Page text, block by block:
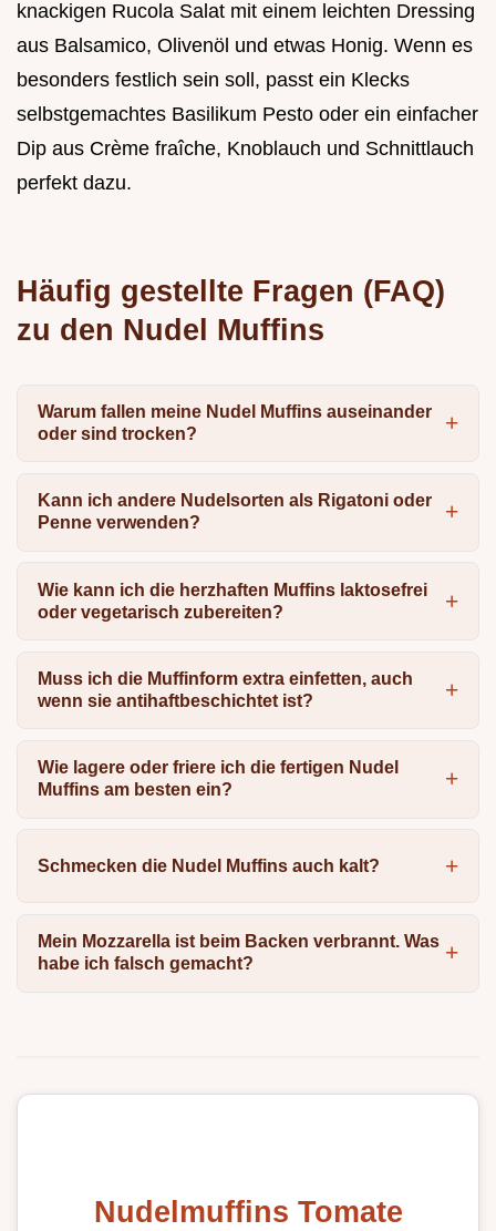
knackigen Rucola Salat mit einem leichten Dressing
aus Balsamico, Olivenöl und etwas Honig. Wenn es
besonders festlich sein soll, passt ein Klecks
selbstgemachtes Basilikum Pesto oder ein einfacher
Dip aus Crème fraîche, Knoblauch und Schnittlauch
perfekt dazu.
Häufig gestellte Fragen (FAQ)
zu den Nudel Muffins
Warum fallen meine Nudel Muffins auseinander
oder sind trocken?
Kann ich andere Nudelsorten als Rigatoni oder
Penne verwenden?
Wie kann ich die herzhaften Muffins laktosefrei
oder vegetarisch zubereiten?
Muss ich die Muffinform extra einfetten, auch
wenn sie antihaftbeschichtet ist?
Wie lagere oder friere ich die fertigen Nudel
Muffins am besten ein?
Schmecken die Nudel Muffins auch kalt?
Mein Mozzarella ist beim Backen verbrannt. Was
habe ich falsch gemacht?
Nudelmuffins Tomate